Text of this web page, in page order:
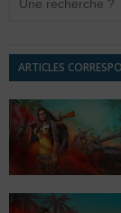
ARTICLES